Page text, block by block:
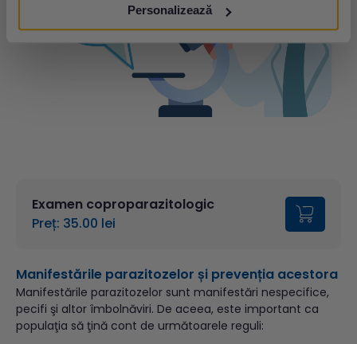
Personalizează
Examen coproparazitologic
Preț: 35.00 lei
Manifestările parazitozelor și prevenția acestora
Manifestările parazitozelor sunt manifestări nespecifice,
pecifi şi altor îmbolnăviri. De aceea, este important ca
populaţia să ţină cont de următoarele reguli: